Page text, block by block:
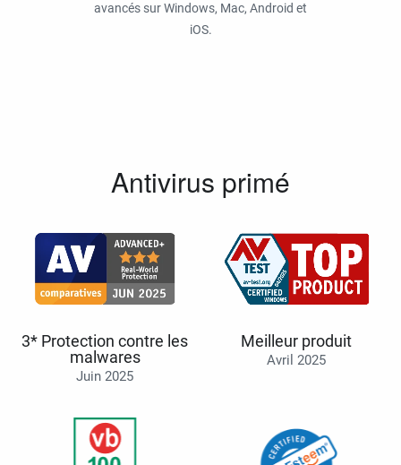
avancés sur Windows, Mac, Android et
iOS.
Antivirus primé
3* Protection contre les
malwares
Juin 2025
Meilleur produit
Avril 2025